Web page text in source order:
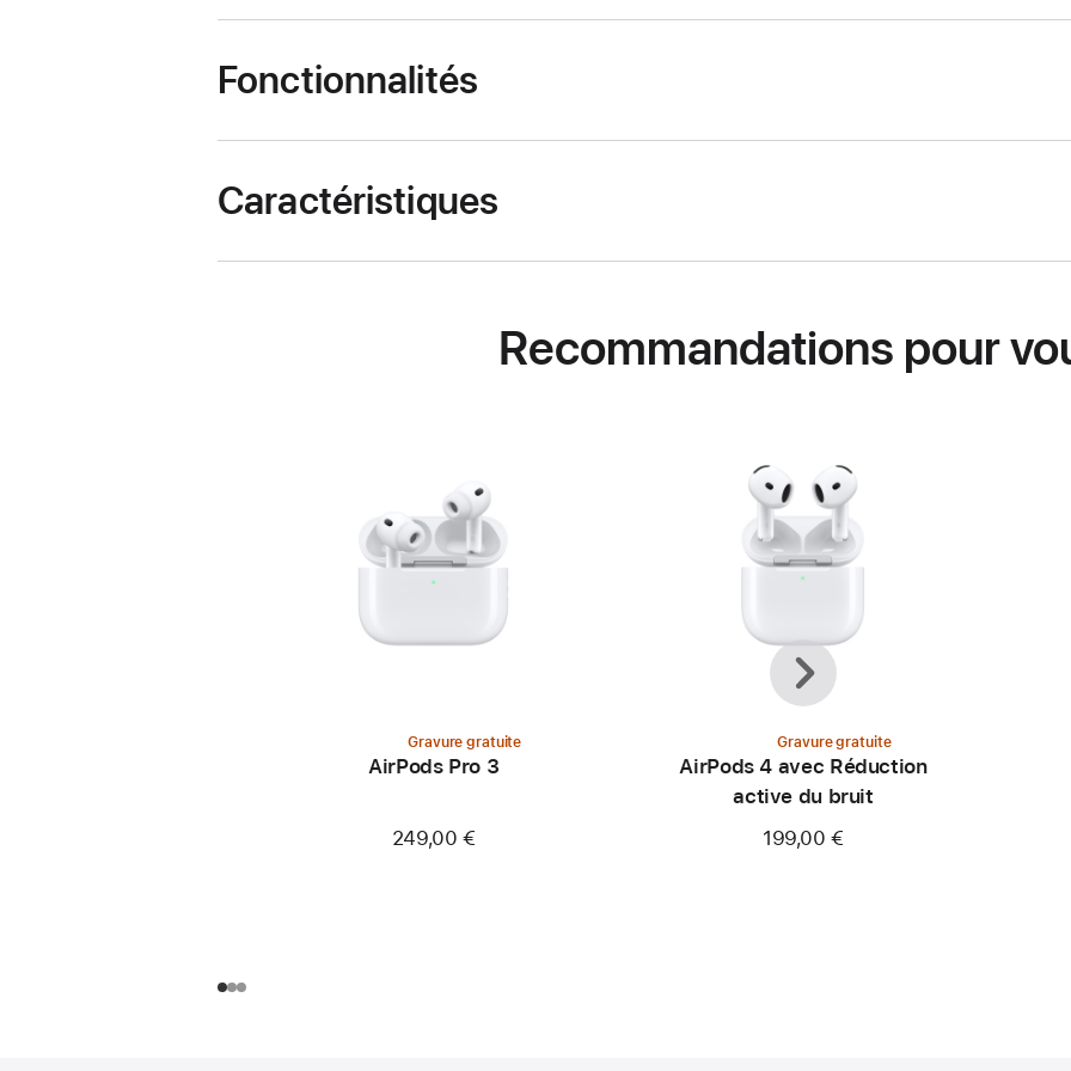
Fonctionnalités
Caractéristiques
Recommandations pour
Gravure gratuite
AirPods Pro 3
249,00 €
Gravure gratuite
AirPods 4 avec Réduction
active du bruit
199,00 €
Précédent
Suivant